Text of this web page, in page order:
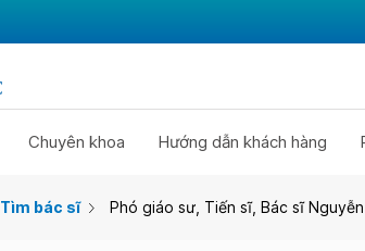
Chuyên khoa Hướng dẫn khách hàng
Tìm bác sĩ Phó giáo sư, Tiến sĩ, Bác sĩ